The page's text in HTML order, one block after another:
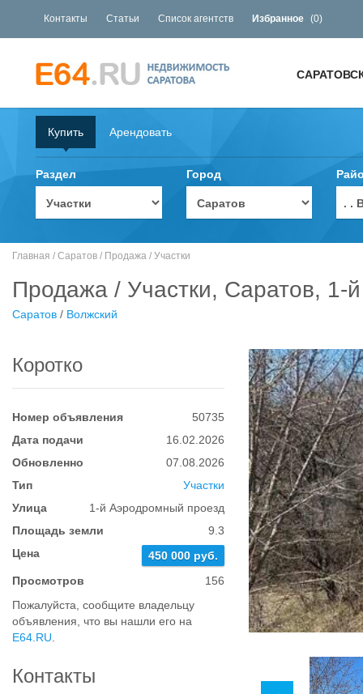
Контакты Статьи Список агентств Избранное (0)
Купить Арендовать
Раздел Город
. .
Главная / Саратов / Продажа / Участки
Продажа / Участки, Саратов, 1-
Саратов / Волжский
Коротко
Номер объявления
50735
Дата подачи
16.02.2026
Обновленно
07.08.2026
Тип
Участки
Улица
1-й Аэродромный проезд
Площадь земли
9.3
Цена
450 000 руб.
Просмотров
156
Пожалуйста, сообщите владельцу
объявления, что вы нашли его на
E64.RU
Контакты